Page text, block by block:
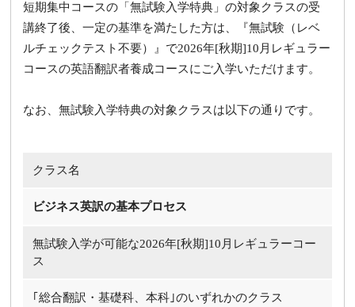
短期集中コースの「無試験入学特典」の対象クラスの受
講終了後、一定の基準を満たした方は、『無試験（レベ
ルチェックテスト不要）』で2026年[秋期]10月レギュラー
コースの英語翻訳者養成コースにご入学いただけます。
なお、無試験入学特典の対象クラスは以下の通りです。
クラス名
ビジネス英訳の基本プロセス
無試験入学が可能な2026年[秋期]10月レギュラーコー
ス
｢総合翻訳・基礎科、本科｣のいずれかのクラス